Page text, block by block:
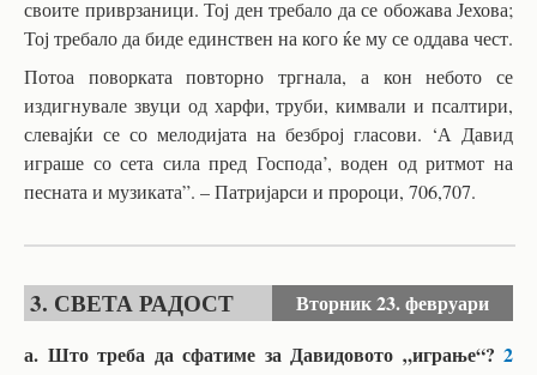
своите приврзаници. Тој ден требало да се обожава Јехова;
Тој требало да биде единствен на кого ќе му се оддава чест.
Потоа поворката повторно тргнала, а кон небото се
издигнувале звуци од харфи, труби, кимвали и псалтири,
слевајќи се со мелодијата на безброј гласови. ‘А Давид
играше со сета сила пред Господа’, воден од ритмот на
песната и музиката”. – Патријарси и пророци, 706,707.
3. СВЕТА РАДОСТ Вторник23. февруари
а. Што треба да сфатиме за Давидовото „играње“? 2